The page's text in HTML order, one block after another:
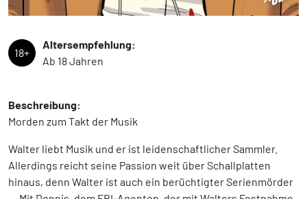
18+
Altersempfehlung:
Ab 18 Jahren
Beschreibung:
Morden zum Takt der Musik
Walter liebt Musik und er ist leidenschaftlicher Sammler.
Allerdings reicht seine Passion weit über Schallplatten
hinaus, denn Walter ist auch ein berüchtigter Serienmörder